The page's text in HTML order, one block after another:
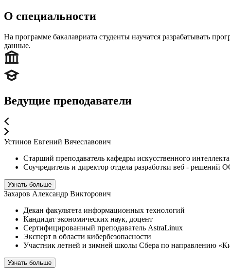
О специальности
На программе бакалавриата студенты научатся разрабатывать
данные.
Ведущие преподаватели
Устинов Евгений Вячеславович
Старший преподаватель кафедры искусственного
Соучредитель и директор отдела разработки веб -
Узнать больше
Захаров Александр Викторович
Декан факультета информационных технологий
Кандидат экономических наук, доцент
Сертифицированный преподаватель AstraLinux
Эксперт в области кибербезопасности
Участник летней и зимней школы Сбера по направлению
Узнать больше